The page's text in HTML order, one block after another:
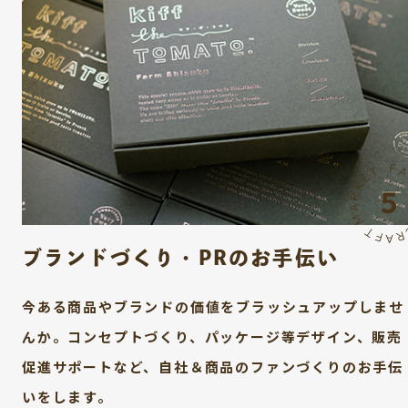
ブランドづくり・PRのお手伝い
今ある商品やブランドの価値をブラッシュアップしませ
んか。コンセプトづくり、パッケージ等デザイン、販売
促進サポートなど、自社＆商品のファンづくりのお手伝
いをします。